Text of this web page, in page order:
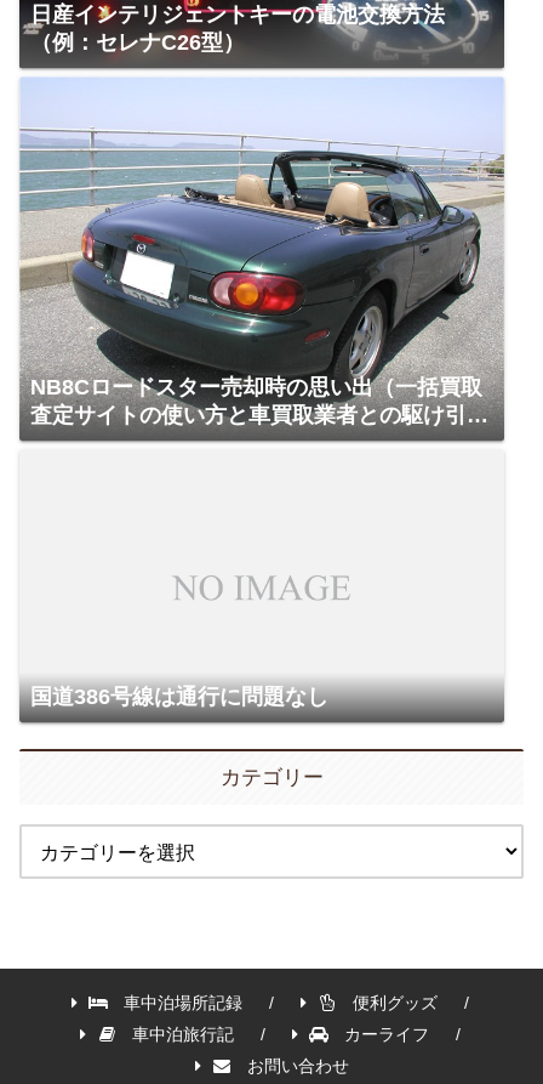
日産インテリジェントキーの電池交換方法
（例：セレナC26型）
NB8Cロードスター売却時の思い出（一括買取
査定サイトの使い方と車買取業者との駆け引
き）
国道386号線は通行に問題なし
カテゴリー
車中泊場所記録
便利グッズ
車中泊旅行記
カーライフ
お問い合わせ